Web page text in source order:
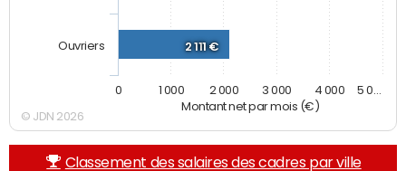
Montant net par mois (€)
2 111 €
Ouvriers
0 1 000 2 000 3 000 4 000 5 0…
© JDN 2026
Classement des salaires des cadres par ville